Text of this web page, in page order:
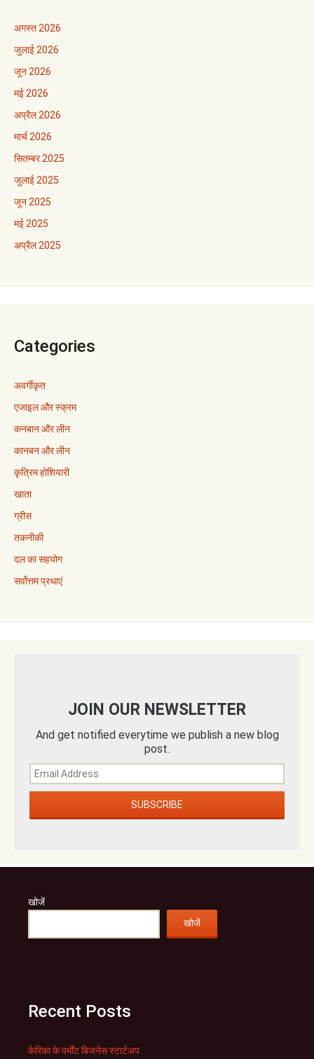
अगस्त 2026
जुलाई 2026
जून 2026
मई 2026
अप्रैल 2026
मार्च 2026
सितम्बर 2025
जुलाई 2025
जून 2025
मई 2025
अप्रैल 2025
Categories
अवर्गीकृत
एजाइल और स्क्रम
कनबान और लीन
कानबन और लीन
कृत्रिम होशियारी
खाता
ग्रीस
तकनीकी
दल का सहयोग
सर्वोत्तम प्रथाएं
JOIN OUR NEWSLETTER
And get notified everytime we publish a new blog
post.
खोजें
खोजें
Recent Posts
केरिका के वर्मोंट बिजनेस स्टार्टअप